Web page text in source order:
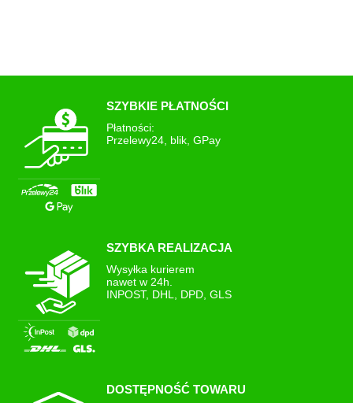
SZYBKIE PŁATNOŚCI
Płatności:
Przelewy24, blik, GPay
SZYBKA REALIZACJA
Wysyłka kurierem
nawet w 24h.
INPOST, DHL, DPD, GLS
DOSTĘPNOŚĆ TOWARU